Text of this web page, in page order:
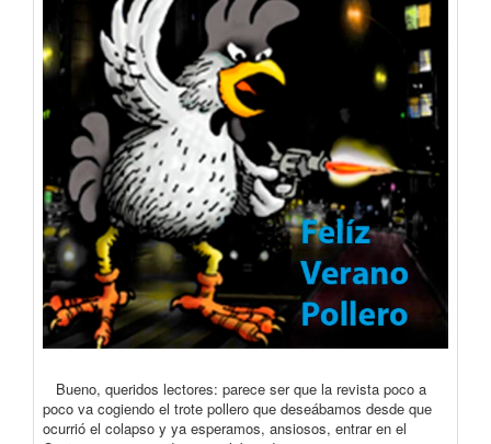
Bueno, queridos lectores: parece ser que la revista poco a
poco va cogiendo el trote pollero que deseábamos desde que
ocurrió el colapso y ya esperamos, ansiosos, entrar en el